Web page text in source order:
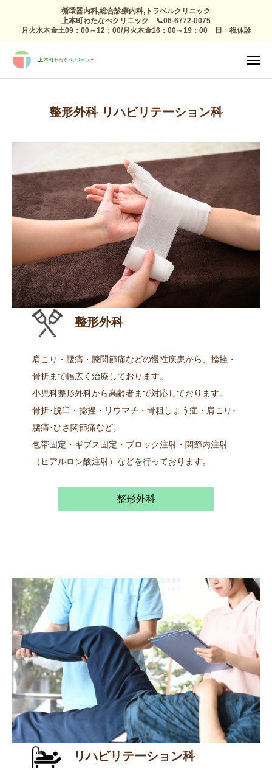
循環器内科,総合診療内科,トラベルクリニック
上本町わたなべクリニック 📞06-6772-0075
月火水木金土09：00～12：00/月火木金16：00～19：00 日・祝休診
整形外科 リハビリテーション科
整形外科
肩こり・腰痛・膝関節痛などの慢性疾患から、捻挫・
骨折まで幅広く治療しております。
小児科整形外科から高齢者まで対応しております。
骨折･脱臼・捻挫・リウマチ・骨粗しょう症・肩こり･
腰痛･ひざ関節痛など。
包帯固定・ギブス固定・ブロック注射・関節内注射
（ヒアルロン酸注射）などを行っております。
整形外科
リハビリテーション科
アクセス  感染症外来
予防接種 トラベルクリニック
健康診断
高血圧 生活習慣病
心療内科
整形外科 リハビリ
📞06-6772-0075